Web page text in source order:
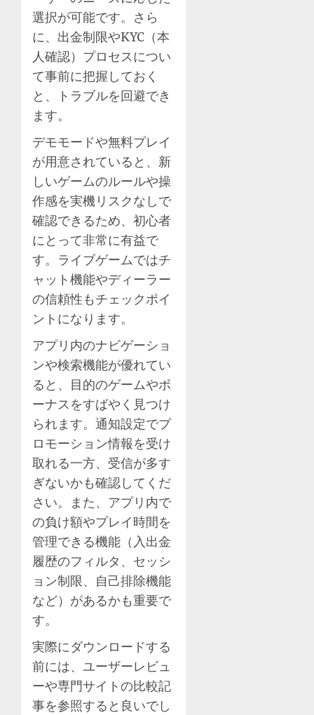
選択が可能です。さら
に、出金制限やKYC（本
人確認）プロセスについ
て事前に把握しておく
と、トラブルを回避でき
ます。
デモモードや無料プレイ
が用意されていると、新
しいゲームのルールや操
作感を実機リスクなしで
確認できるため、初心者
にとって非常に有益で
す。ライブゲームではチ
ャット機能やディーラー
の信頼性もチェックポイ
ントになります。
アプリ内のナビゲーショ
ンや検索機能が優れてい
ると、目的のゲームやボ
ーナスをすばやく見つけ
られます。通知設定でプ
ロモーション情報を受け
取れる一方、受信が多す
ぎないかも確認してくだ
さい。また、アプリ内で
の負け額やプレイ時間を
管理できる機能（入出金
履歴のフィルタ、セッシ
ョン制限、自己排除機能
など）があるかも重要で
す。
実際にダウンロードする
前には、ユーザーレビュ
ーや専門サイトの比較記
事を参照すると良いでし